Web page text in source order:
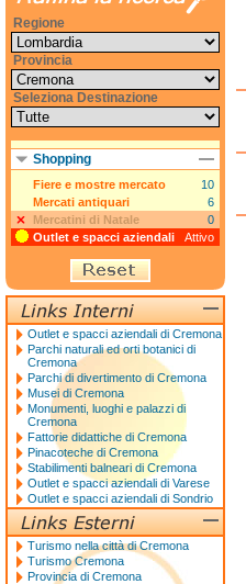
Regione
Provincia
Seleziona Destinazione
Shopping
Fiere e mostre mercato
10
Mercati antiquari
6
Mercatini di Natale
0
Outlet e spacci aziendali
Attivo
Outlet e spacci aziendali di Cremona
Parchi naturali ed orti botanici di
Cremona
Parchi di divertimento di Cremona
Musei di Cremona
Monumenti, luoghi e palazzi di
Cremona
Fattorie didattiche di Cremona
Pinacoteche di Cremona
Stabilimenti balneari di Cremona
Outlet e spacci aziendali di Varese
Outlet e spacci aziendali di Sondrio
Turismo nella città di Cremona
Turismo Cremona
Provincia di Cremona